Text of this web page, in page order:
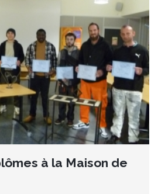
à la Maison de